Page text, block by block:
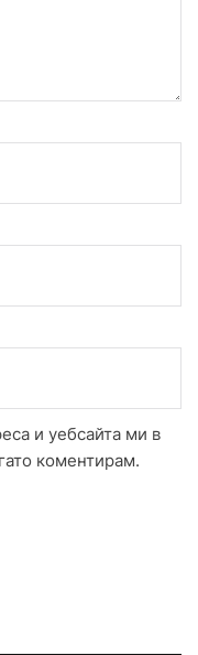
и уебсайта ми в
коментирам.